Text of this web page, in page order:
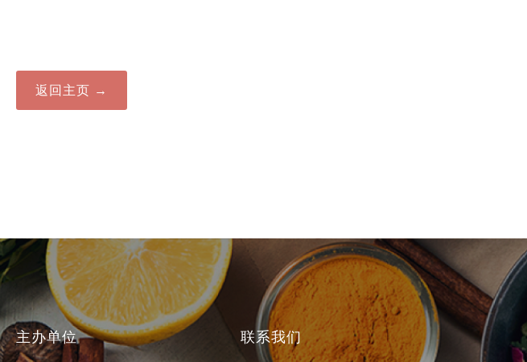
返回主页 →
主办单位 联系我们